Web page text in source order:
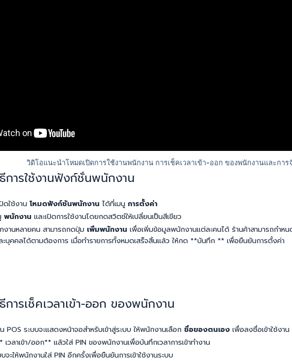
การใช้งานฟังก์ชั่นพนักงาน
ดใช้งาน โหมดฟังก์ชันพนักงาน ได้ที่เมนู การตั้งค่า
พนักงาน และเปิดการใช้งานโดยกดสวิตช์ให้เปลี่ยนเป็นสีเขียว
งานหลายคน สามารถกดปุ่ม เพิ่มพนักงาน เพื่อเพิ่มข้อมูลพนักงานแต่ละคนได้ ร้านค้าสามารถกำห
บุคคลได้ตามต้องการ เมื่อทำรายการทั้งหมดเสร็จสิ้นแล้ว ให้กด **บันทึก ** เพื่อยืนยันการตั้งค่า
ารเช็คเวลาเข้า-ออก ของพนักงาน
POS ระบบจะแสดงหน้าจอสำหรับเข้าสู่ระบบ ให้พนักงานเลือก ชื่อของตนเอง เพื่อลงชื่อเข้าใช้งาน
วลาเข้า/ออก** แล้วใส่ PIN ของพนักงานเพื่อบันทึกเวลาการเข้าทำงาน
จะให้พนักงานใส่ PIN อีกครั้งเพื่อยืนยันการเข้าใช้งานระบบ